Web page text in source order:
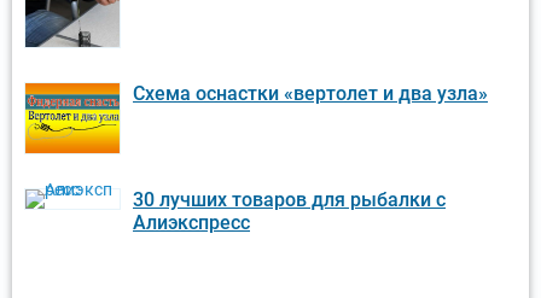
Схема оснастки «вертолет и два узла»
30 лучших товаров для рыбалки с
Алиэкспресс